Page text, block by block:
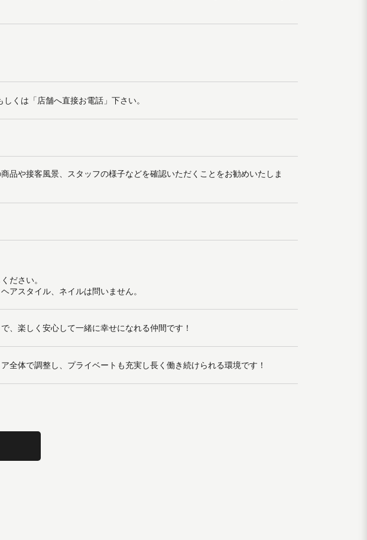
くは「店舗へ直接お電話」下さい。
品や接客風景、スタッフの様子などを確認いただくことをお勧めいたしま
ださい。
アスタイル、ネイルは問いません。
、楽しく安心して一緒に幸せになれる仲間です！
全体で調整し、プライベートも充実し長く働き続けられる環境です！